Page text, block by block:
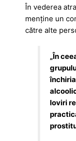
În vederea
menține un
către alte
„În
loviri